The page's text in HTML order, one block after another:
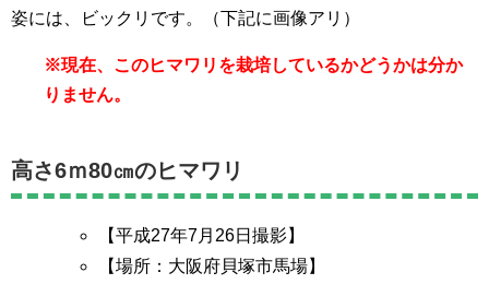
姿には、ビックリです。（下記に画像アリ）
※現在、このヒマワリを栽培しているかどうかは分か
りません。
高さ6ｍ80㎝のヒマワリ
【平成27年7月26日撮影】
【場所：大阪府貝塚市馬場】